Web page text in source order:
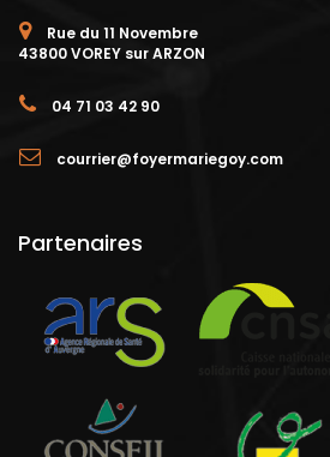
Rue du 11 Novembre
43800 VOREY sur ARZON
04 71 03 42 90
courrier@foyermariegoy.com
Partenaires